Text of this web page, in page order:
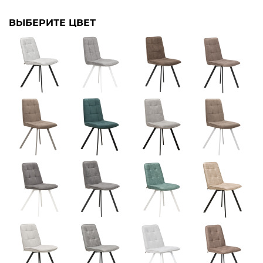
ВЫБЕРИТЕ ЦВЕТ